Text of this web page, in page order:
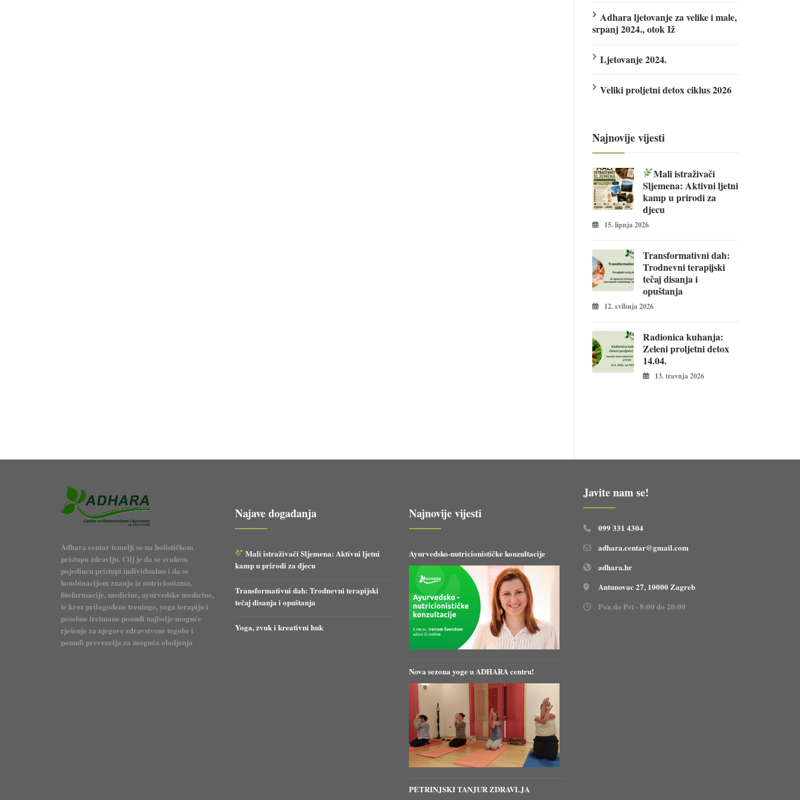
Adhara ljetovanje za velike i male,
srpanj 2024., otok Iž
Ljetovanje 2024.
Veliki proljetni detox ciklus 2026
Najnovije vijesti
Mali istraživači
Sljemena: Aktivni ljetni
kamp u prirodi za
djecu
15. lipnja 2026
Transformativni dah:
Trodnevni terapijski
tečaj disanja i
opuštanja
12. svibnja 2026
Radionica kuhanja:
Zeleni proljetni detox
14.04.
13. travnja 2026
Adhara centar temelji se na holističkom
pristupu zdravlju. Cilj je da se svakom
pojedincu pristupi individualno i da se
kombinacijom znanja iz nutricionizma,
fitofarmacije, medicine, ayurvedske medicine,
te kroz prilagođene treninge, yoga terapiju i
posebne tretmane ponudi najbolje moguće
rješenje za njegove zdravstvene tegobe i
ponudi prevencija za moguća oboljenja
Najave događanja
Mali istraživači Sljemena: Aktivni ljetni
kamp u prirodi za djecu
Transformativni dah: Trodnevni terapijski
tečaj disanja i opuštanja
Yoga, zvuk i kreativni huk
Najnovije vijesti
Ayurvedsko-nutricionističke konzultacije
Nova sezona yoge u ADHARA centru!
PETRINJSKI TANJUR ZDRAVLJA
Javite nam se!
099 331 4304
adhara.centar@gmail.com
adhara.hr
Antunovac 27, 10000 Zagreb
Pon do Pet - 8:00 do 20:00